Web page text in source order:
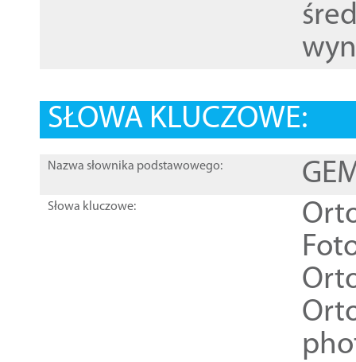
SŁOWA KLUCZOWE:
Nazwa słownika podstawowego:
Słowa kluczowe: